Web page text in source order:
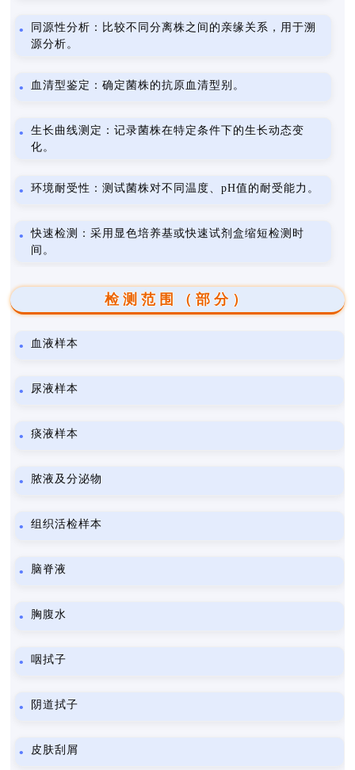
同源性分析：比较不同分离株之间的亲缘关系，用于溯
源分析。
血清型鉴定：确定菌株的抗原血清型别。
生长曲线测定：记录菌株在特定条件下的生长动态变
化。
环境耐受性：测试菌株对不同温度、pH值的耐受能力。
快速检测：采用显色培养基或快速试剂盒缩短检测时
间。
检测范围（部分）
血液样本
尿液样本
痰液样本
脓液及分泌物
组织活检样本
脑脊液
胸腹水
咽拭子
阴道拭子
皮肤刮屑